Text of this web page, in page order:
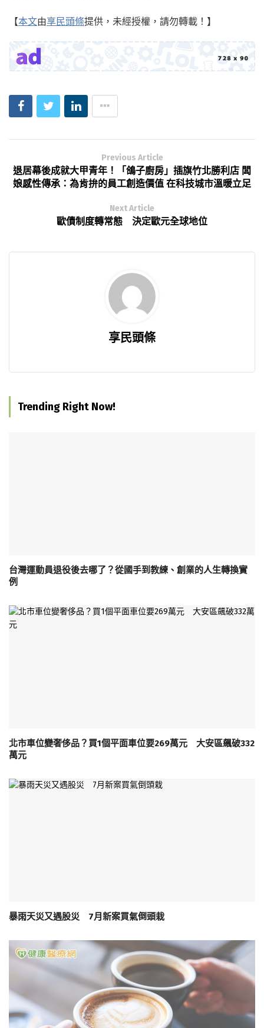
【本文由享民頭條提供，未經授權，請勿轉載！】
Previous Article
退居幕後成就大甲青年！「鴿子廚房」插旗竹北勝利店 闆
娘感性傳承：為肯拚的員工創造價值 在科技城市溫暖立足
Next Article
歐債制度轉常態 決定歐元全球地位
享民頭條
Trending Right Now!
台灣運動員退役後去哪了？從國手到教練、創業的人生轉換實
例
北市車位變奢侈品？買1個平面車位要269萬元 大安區飆破332
萬元
暴雨天災又遇股災 7月新案買氣倒頭栽